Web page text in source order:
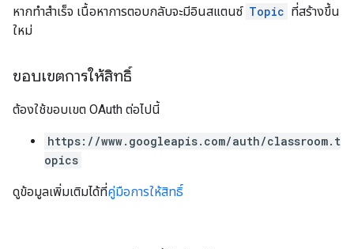
หากทำสำเร็จ เนื้อหาการตอบกลับจะมีอินสแตนซ์ Topic ที่สร้างขึ้น
ใหม่
ขอบเขตการให้สิทธิ์
ต้องใช้ขอบเขต OAuth ต่อไปนี้
https://www.googleapis.com/auth/classroom.t
opics
ดูข้อมูลเพิ่มเติมได้ที่คู่มือการให้สิทธิ์